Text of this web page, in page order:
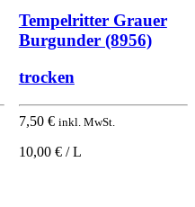
Tempelritter Grauer
Burgunder (8956)
trocken
7,50 € inkl. MwSt.
10,00 € / L